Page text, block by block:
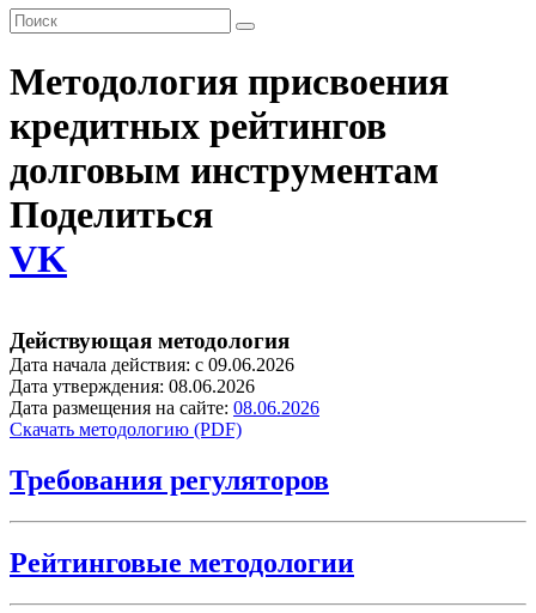
Методология присвоения
кредитных рейтингов
долговым инструментам
Поделиться
VK
Действующая методология
Дата начала действия: с 09.06.2026
Дата утверждения: 08.06.2026
Дата размещения на сайте: 08.06.2026
Скачать методологию (PDF)
Требования регуляторов
Рейтинговые методологии